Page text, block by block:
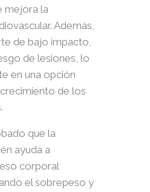
mejora la
Además,
de bajo impacto,
de lesiones, lo
en una opción
de los
que la
ayuda a
corporal
el sobrepeso y